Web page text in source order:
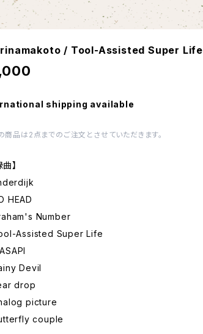
/ Tool-Assisted Super Life
shipping available
商品は2点までのご注文とさせていただきます。
】
HEAD
Number
Assisted Super Life
Devil
drop
picture
couple